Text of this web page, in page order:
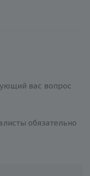
вас вопрос
обязательно